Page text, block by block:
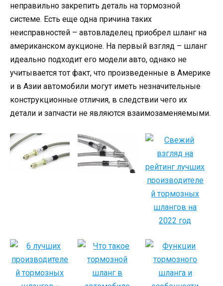
неправильно закрепить деталь на тормозной
системе. Есть еще одна причина таких
неисправностей – автовладелец приобрел шланг на
американском аукционе. На первый взгляд – шланг
идеально подходит его модели авто, однако не
учитывается тот факт, что произведенные в Америке
и в Азии автомобили могут иметь незначительные
конструкционные отличия, в следствии чего их
детали и запчасти не являются взаимозаменяемыми.